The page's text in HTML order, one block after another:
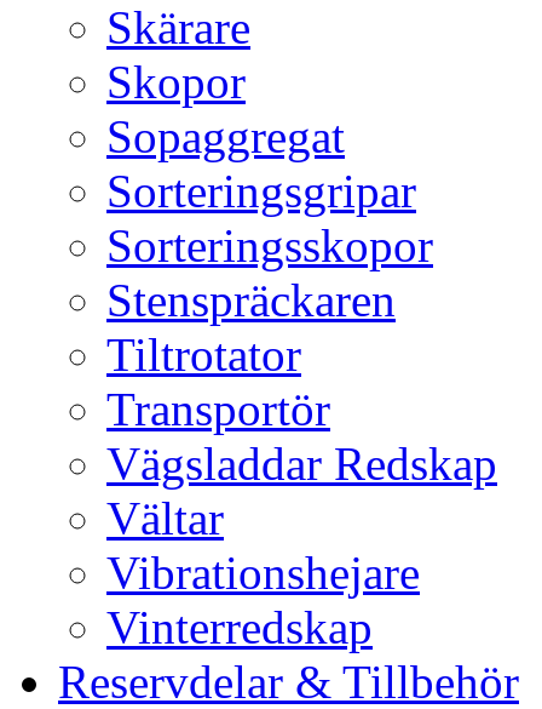
Skärare
Skopor
Sopaggregat
Sorteringsgripar
Sorteringsskopor
Stenspräckaren
Tiltrotator
Transportör
Vägsladdar Redskap
Vältar
Vibrationshejare
Vinterredskap
Reservdelar & Tillbehör